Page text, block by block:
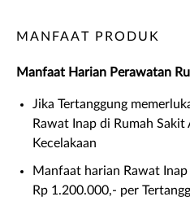
MANFAAT PRODUK
Manfaat Harian Perawatan
Jika Tertanggung
Rawat Inap di Rumah
Kecelakaan
Manfaat harian Rawat
Rp 1.200.000,- per